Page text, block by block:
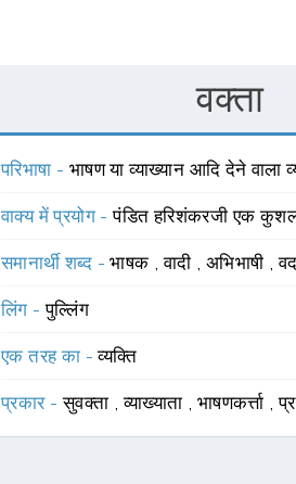
वक्ता
परिभाषा - भाषण या व्याख्यान आदि देने वाला
वाक्य में प्रयोग -पंडित हरिशंकरजी एक
समानार्थी शब्द -भाषक ,वादी , अभिभाषी ,
लिंग -पुल्लिंग
एक तरह का -व्यक्ति
प्रकार -सुवक्ता ,व्याख्याता , भाषणकर्त्ता ,